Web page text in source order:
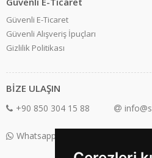
Güvenli E-Ticaret
Güvenli Alışveriş İpuçları
Gizlilik Politikası
BİZE ULAŞIN
+90 850 304 15 88
Whatsapp Destek: +90 850 304 15